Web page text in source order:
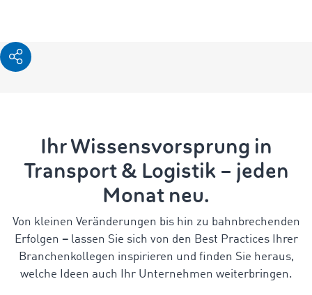
Ihr Wissensvorsprung in
Transport & Logistik – jeden
Monat neu.
Von kleinen Veränderungen bis hin zu bahnbrechenden
Erfolgen –lassen Sie sich von den Best Practices Ihrer
Branchenkollegen inspirieren und finden Sie heraus,
welche Ideen auch Ihr Unternehmen weiterbringen.